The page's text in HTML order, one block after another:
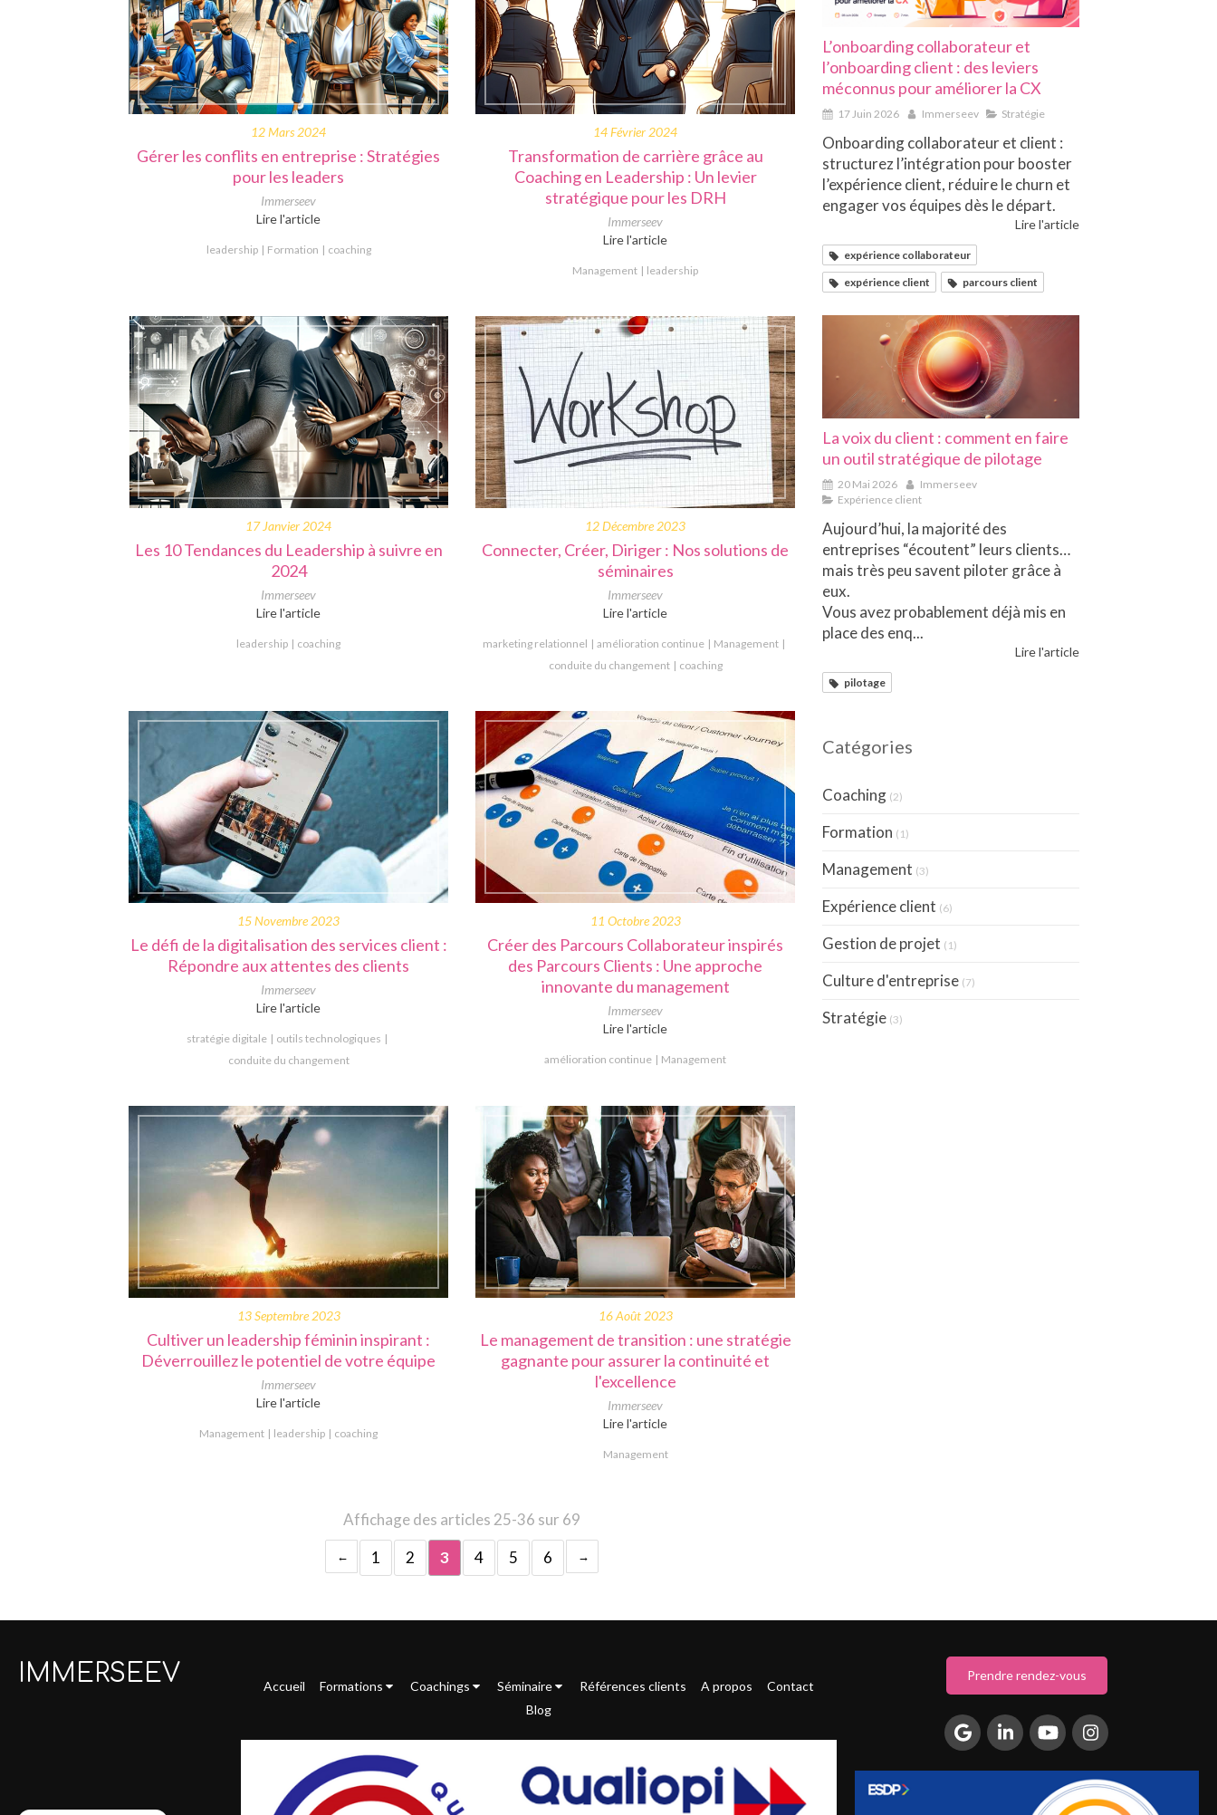
12 Mars 2024
Gérer les conflits en entreprise : Stratégies
pour les leaders
Immerseev
Lire l'article
leadership Formation coaching
14 Février 2024
Transformation de carrière grâce au
Coaching en Leadership : Un levier
stratégique pour les DRH
Immerseev
Lire l'article
Management leadership
17 Janvier 2024
Les 10 Tendances du Leadership à suivre en
2024
Immerseev
Lire l'article
leadership coaching
12 Décembre 2023
Connecter, Créer, Diriger : Nos solutions de
séminaires
Immerseev
Lire l'article
marketing relationnel amélioration continue
Management
conduite du changement
coaching
15 Novembre 2023
Le défi de la digitalisation des services client :
Répondre aux attentes des clients
Immerseev
Lire l'article
stratégie digitale
outils technologiques
conduite du changement
11 Octobre 2023
Créer des Parcours Collaborateur inspirés
des Parcours Clients : Une approche
innovante du management
Immerseev
Lire l'article
amélioration continue Management
13 Septembre 2023
Cultiver un leadership féminin inspirant :
Déverrouillez le potentiel de votre équipe
Immerseev
Lire l'article
Management leadership coaching
16 Août 2023
Le management de transition : une stratégie
gagnante pour assurer la continuité et
l'excellence
Immerseev
Lire l'article
Management
Affichage des articles 25-36 sur 69
1
2 3 4 5 6
L’onboarding collaborateur et
l’onboarding client : des leviers
méconnus pour améliorer la CX
17 Juin 2026 Immerseev Stratégie
Onboarding collaborateur et client :
structurez l’intégration pour booster
l’expérience client, réduire le churn et
engager vos équipes dès le départ.
Lire l'article
expérience collaborateur
expérience client
parcours client
La voix du client : comment en faire
un outil stratégique de pilotage
20 Mai 2026
Immerseev
Expérience client
Aujourd’hui, la majorité des
entreprises “écoutent” leurs clients…
mais très peu savent piloter grâce à
eux.
Vous avez probablement déjà mis en
place des enq...
Lire l'article
pilotage
Catégories
Coaching (2)
Formation (1)
Management (3)
Expérience client (6)
Gestion de projet (1)
Culture d'entreprise (7)
Stratégie (3)
IMMERSEEV Accueil Formations Coachings Séminaire Références clients A propos
Contact
Blog
Prendre rendez-vous